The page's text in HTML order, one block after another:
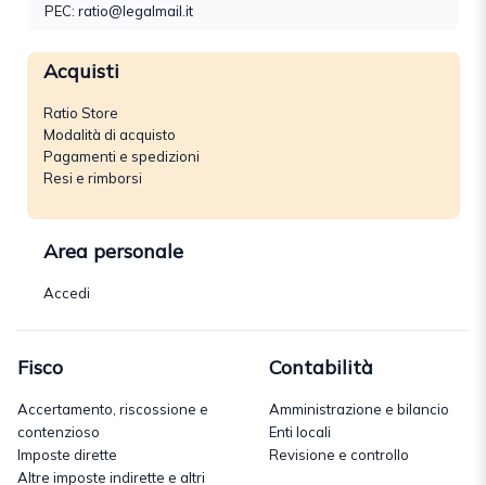
PEC: ratio@legalmail.it
Acquisti
Ratio Store
Modalità di acquisto
Pagamenti e spedizioni
Resi e rimborsi
Area personale
Accedi
Fisco
Accertamento, riscossione e
contenzioso
Imposte dirette
Altre imposte indirette e altri
Contabilità
Amministrazione e bilancio
Enti locali
Revisione e controllo